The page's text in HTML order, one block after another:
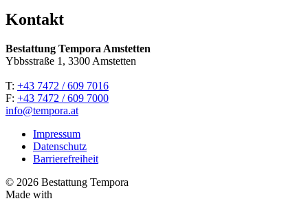
Kontakt
Bestattung Tempora Amstetten
Ybbsstraße 1, 3300 Amstetten
T: +43 7472 / 609 7016
F: +43 7472 / 609 7000
info@tempora.at
Impressum
Datenschutz
Barrierefreiheit
© 2026 Bestattung Tempora
Made with